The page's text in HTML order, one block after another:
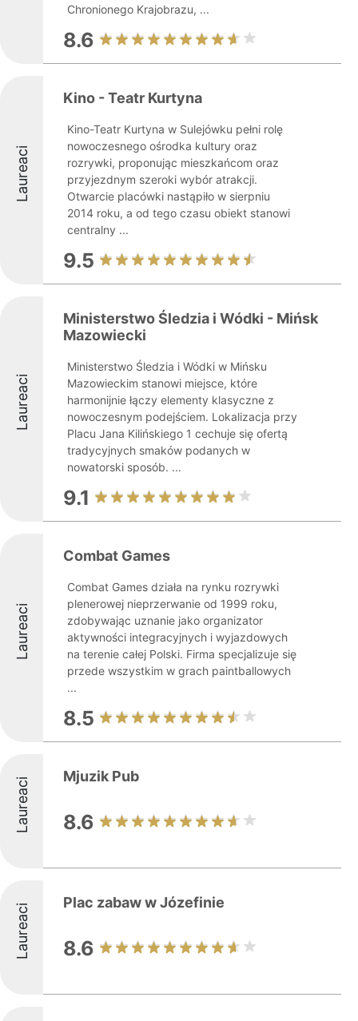
Chronionego Krajobrazu, ...
8.6
Laureaci
Kino - Teatr Kurtyna
Kino-Teatr Kurtyna w Sulejówku pełni rolę
nowoczesnego ośrodka kultury oraz
rozrywki, proponując mieszkańcom oraz
przyjezdnym szeroki wybór atrakcji.
Otwarcie placówki nastąpiło w sierpniu
2014 roku, a od tego czasu obiekt stanowi
centralny ...
9.5
Laureaci
Ministerstwo Śledzia i Wódki - Mińsk
Mazowiecki
Ministerstwo Śledzia i Wódki w Mińsku
Mazowieckim stanowi miejsce, które
harmonijnie łączy elementy klasyczne z
nowoczesnym podejściem. Lokalizacja przy
Placu Jana Kilińskiego 1 cechuje się ofertą
tradycyjnych smaków podanych w
nowatorski sposób. ...
9.1
Laureaci
Combat Games
Combat Games działa na rynku rozrywki
plenerowej nieprzerwanie od 1999 roku,
zdobywając uznanie jako organizator
aktywności integracyjnych i wyjazdowych
na terenie całej Polski. Firma specjalizuje się
przede wszystkim w grach paintballowych
...
8.5
Laureaci Mjuzik Pub
8.6
Laureaci Plac zabaw w Józefinie
8.6